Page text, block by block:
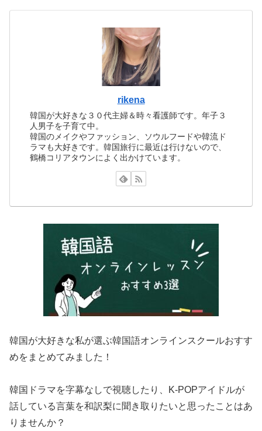
rikena
韓国が大好きな３０代主婦＆時々看護師です。年子３
人男子を子育て中。
韓国のメイクやファッション、ソウルフードや韓流ド
ラマも大好きです。韓国旅行に最近は行けないので、
鶴橋コリアタウンによく出かけています。
韓国が大好きな私が選ぶ韓国語オンラインスクールおすす
めをまとめてみました！
韓国ドラマを字幕なしで視聴したり、K-POPアイドルが
話している言葉を和訳梨に聞き取りたいと思ったことはあ
りませんか？